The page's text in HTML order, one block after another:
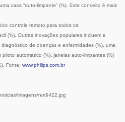
casa “auto-limpante” (%). Este conceito é mais
controle remoto para todos os
(%). Outras inovações populares incluem a
de doenças e enfermidades (%), uma
automático (%), janelas auto-limpantes (%)
Fonte: www.philips.com.br
imagens/not9422.jpg